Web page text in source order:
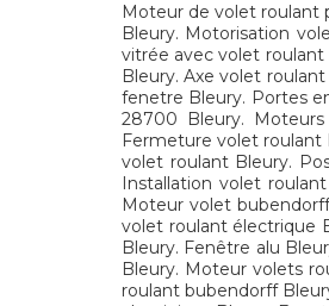
Moteur de volet roulant
Bleury. Motorisation
vitrée avec volet
Bleury. Axe volet
fenetre Bleury. Portes
28700 Bleury.
Fermeture volet roulant
volet roulant Bleury.
Installation volet
Moteur volet
volet roulant électrique
Bleury. Fenêtre alu
Bleury. Moteur volets
roulant bubendorff